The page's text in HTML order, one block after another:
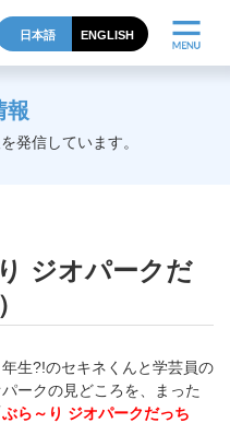
日本語 ENGLISH
報
発信しています。
ジオパークだ
生?!のセキネくんと学芸員の
ークの見どころを、
まった
ぶら～り ジオパークだっち